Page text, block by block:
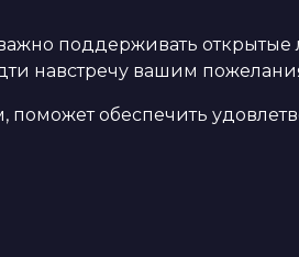
поддерживать
навстречу вашим
обеспечить